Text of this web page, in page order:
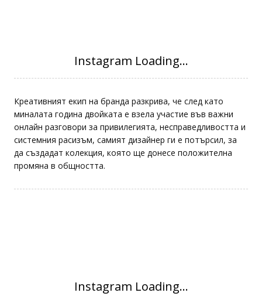
Креативният екип на бранда разкрива, че след като
миналата година двойката е взела участие във важни
онлайн разговори за привилегията, несправедливостта и
системния расизъм, самият дизайнер ги е потърсил, за
да създадат колекция, която ще донесе положителна
промяна в общността.